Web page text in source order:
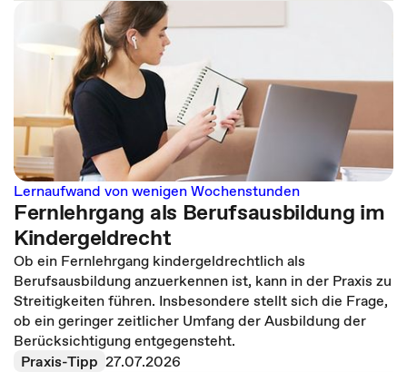
Lernaufwand von wenigen Wochenstunden
Fernlehrgang als Berufsausbildung im
Kindergeldrecht
Ob ein Fernlehrgang kindergeldrechtlich als
Berufsausbildung anzuerkennen ist, kann in der Praxis zu
Streitigkeiten führen. Insbesondere stellt sich die Frage,
ob ein geringer zeitlicher Umfang der Ausbildung der
Berücksichtigung entgegensteht.
Praxis-Tipp 27.07.2026